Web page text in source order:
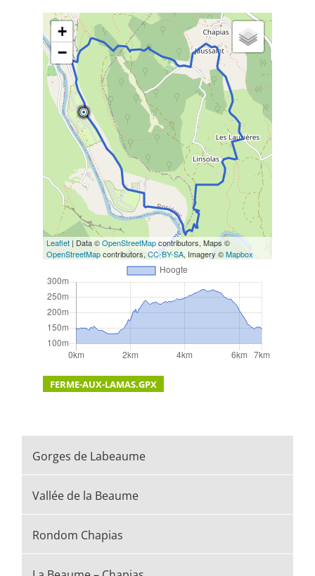
+
−
Leaflet| Data ©OpenStreetMapcontributors, Maps ©
OpenStreetMapcontributors, CC-BY-SA, Imagery ©Mapbox
FERME-AUX-LAMAS.GPX
Gorges de Labeaume
Vallée de la Beaume
Rondom Chapias